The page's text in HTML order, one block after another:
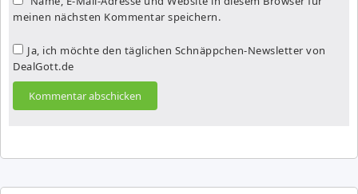
meinen nächsten Kommentar speichern.
Ja, ich möchte den täglichen Schnäppchen-Newsletter von
DealGott.de